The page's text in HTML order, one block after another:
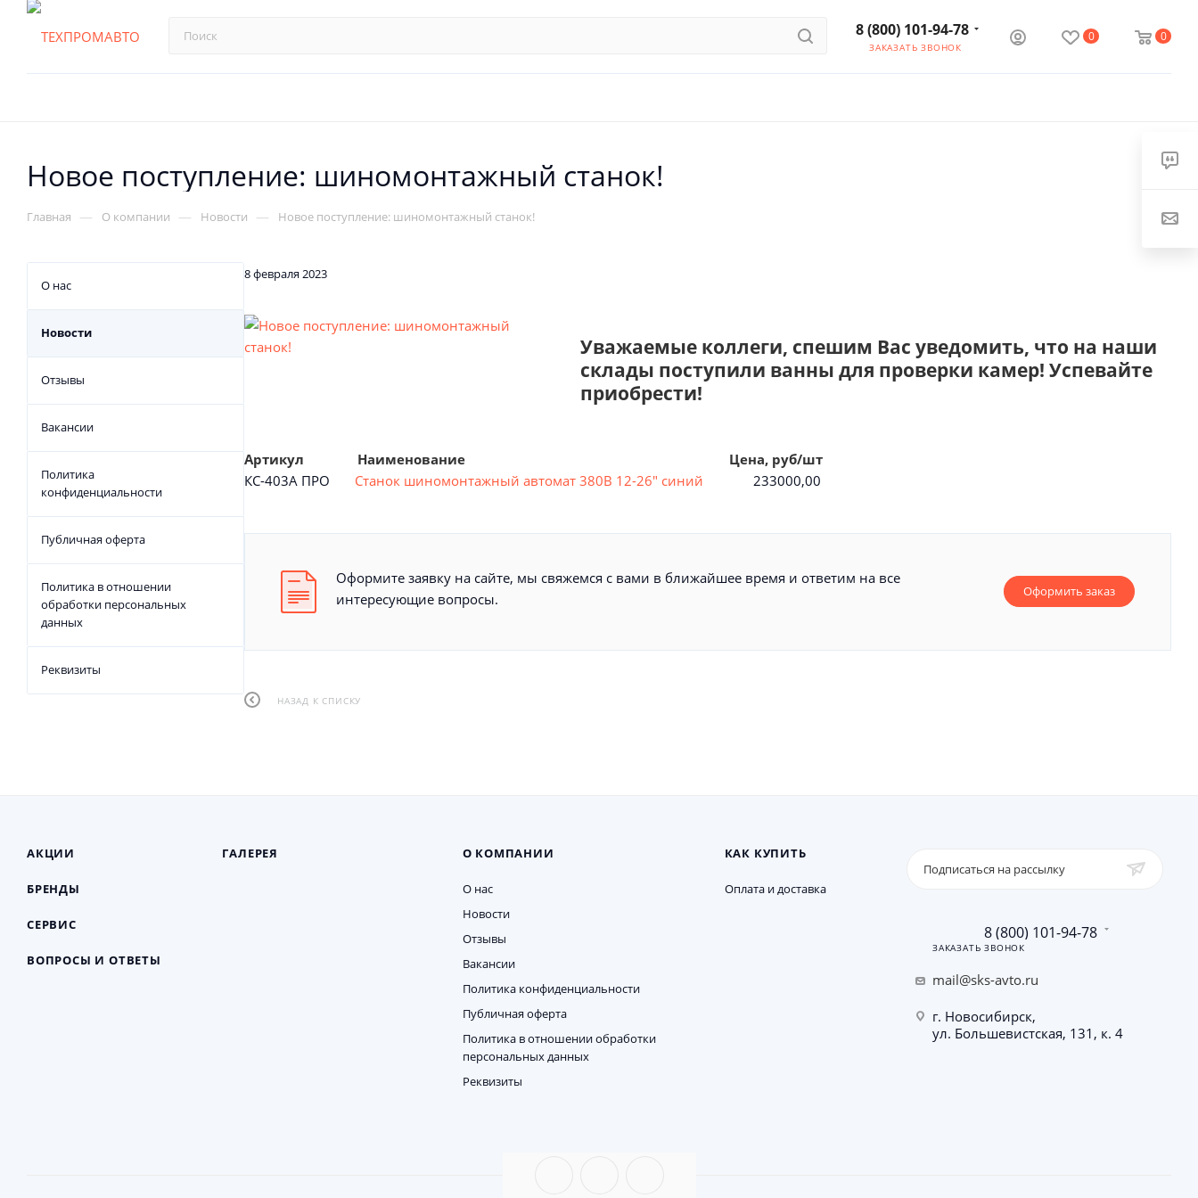
8 (800) 101-94-78
ЗАКАЗАТЬ ЗВОНОК
0 0
Новое поступление: шиномонтажный станок!
Главная — О компании — Новости — Новое поступление: шиномонтажный станок!
8 февраля 2023
Уважаемые коллеги, спешим Вас уведомить, что на наши
склады поступили ванны для проверки камер! Успевайте
приобрести!
Артикул Наименование Цена, руб/шт
КС-403А ПРО Станок шиномонтажный автомат 380В 12-26" синий 233000,00
Оформите заявку на сайте, мы свяжемся с вами в ближайшее время и ответим на все
интересующие вопросы.
Оформить заказ
НАЗАД К СПИСКУ
О нас
Новости
Отзывы
Вакансии
Политика
конфиденциальности
Публичная оферта
Политика в отношении
обработки персональных
данных
Реквизиты
АКЦИИ
БРЕНДЫ
СЕРВИС
ВОПРОСЫ И ОТВЕТЫ
ГАЛЕРЕЯ О КОМПАНИИ
О нас
Новости
Отзывы
Вакансии
Политика конфиденциальности
Публичная оферта
Политика в отношении обработки
персональных данных
Реквизиты
КАК КУПИТЬ
Оплата и доставка
Подписаться на рассылку
8 (800) 101-94-78
ЗАКАЗАТЬ ЗВОНОК
mail@sks-avto.ru
г. Новосибирск,
ул. Большевистская, 131, к. 4